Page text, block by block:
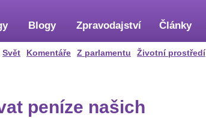
Svět Komentáře Z parlamentu Životní prostředí
Blogy Zpravodajství Články
peníze našich